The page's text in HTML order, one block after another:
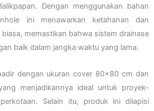
Dengan menggunakan bahan
ini menawarkan ketahanan dan
memastikan bahwa sistem drainase
baik dalam jangka waktu yang lama.
dengan ukuran cover 80×80 cm dan
menjadikannya ideal untuk proyek-
Selain itu, produk ini dilapisi